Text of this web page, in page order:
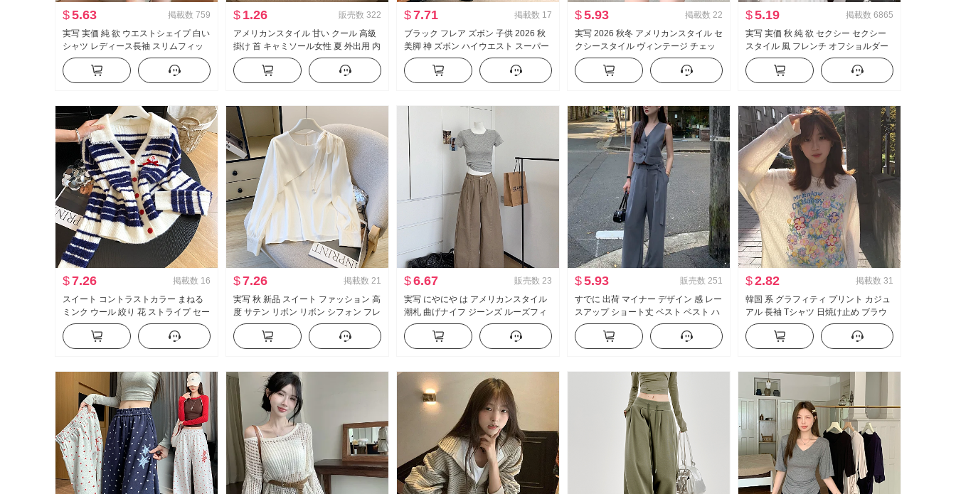
$5.63 掲載数 759
実写 実価 純 欲 ウエストシェイプ 白い
シャツ レディース長袖 スリムフィッ
ト セクシー タイトフィット シャツ ol
制服 キャリア 作業服
$ 1.26 販売数 322
アメリカンスタイル 甘い クール 高級
掛け 首 キャミソール女性 夏 外出用 内
かける インナーシャツ セクシースタ
イル ニット ベアトップ トップス
$7.71 掲載数 17
ブラック フレア ズボン 子供 2026 秋
美脚 神 ズボン ハイウエスト スーパー
モデル ズボン スリムフィット 伸縮性
カジュアル ラッパ スラックス
$5.93 掲載数 22
実写 2026 秋冬 アメリカンスタイル セ
クシースタイル ヴィンテージ チェッ
ク柄 防透け ウール A字 スカート ミニ
スカート ベルト付き
$5.19 掲載数 6865
実写 実価 秋 純 欲 セクシー セクシー
スタイル 風 フレンチ オフショルダー
長袖 Tシャツ 女性 フリル ウエストシ
ェイプ トップス
$7.26 掲載数 16
スイート コントラストカラー まねる
ミンク ウール 絞り 花 ストライプ セー
ター スリム効果 Vネック オープンカ
ラー レース ニット カーディガン
$7.26 掲載数 21
実写 秋 新品 スイート ファッション 高
度 サテン リボン リボン シフォン フレ
ンチ シャツ レディーストップス
$6.67 販売数 23
実写 にやにや は アメリカンスタイル
潮札 曲げナイフ ジーンズ ルーズフィ
ット ワイド 脚 カジュアル ズボン
$5.93 販売数 251
すでに 出荷 マイナー デザイン 感 レー
スアップ ショート丈 ベスト ベスト ハ
イウエスト 垂 感 ワイド 脚 カジュアル
パンツ セットアップ
$2.82 掲載数 31
韓国 系 グラフィティ プリント カジュ
アル 長袖 Tシャツ 日焼け止め ブラウ
ス 女性 春夏 ルーズフィット ルーズ 風
が冷たい 感 クルーネック トップス